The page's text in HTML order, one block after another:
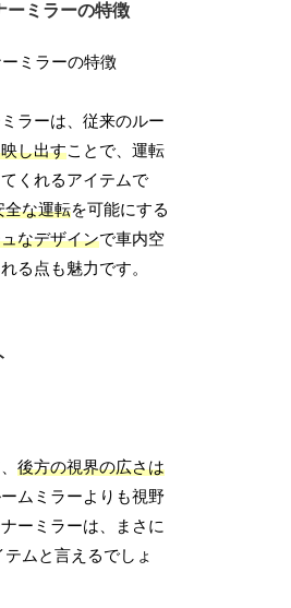
ーミラーの特徴
ラーは、従来のルー
し出すことで、運転
くれるアイテムで
全な運転を可能にする
なデザインで車内空
る点も魅力です。
後方の視界の広さは
ムミラーよりも視野
ーミラーは、まさに
ムと言えるでしょ